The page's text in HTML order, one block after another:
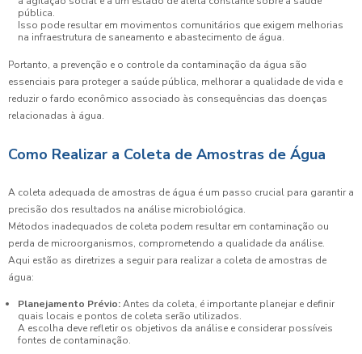
pública.
Isso pode resultar em movimentos comunitários que exigem melhorias
na infraestrutura de saneamento e abastecimento de água.
Portanto, a prevenção e o controle da contaminação da água são
essenciais para proteger a saúde pública, melhorar a qualidade de vida e
reduzir o fardo econômico associado às consequências das doenças
relacionadas à água.
Como Realizar a Coleta de Amostras de Água
A coleta adequada de amostras de água é um passo crucial para garantir a
precisão dos resultados na análise microbiológica.
Métodos inadequados de coleta podem resultar em contaminação ou
perda de microorganismos, comprometendo a qualidade da análise.
Aqui estão as diretrizes a seguir para realizar a coleta de amostras de
água:
Planejamento Prévio:Antes da coleta, é importante planejar e definir
quais locais e pontos de coleta serão utilizados.
A escolha deve refletir os objetivos da análise e considerar possíveis
fontes de contaminação.